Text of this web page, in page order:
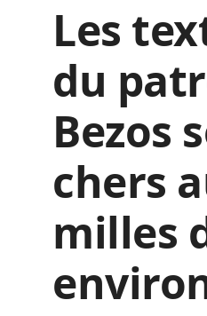
Les
du
Bezos
chers
milles